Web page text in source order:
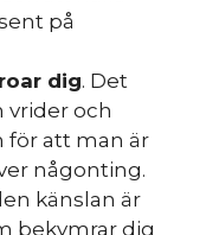
på
dig. Det
vrider och
för att man är
någonting.
känslan är
bekymrar dig